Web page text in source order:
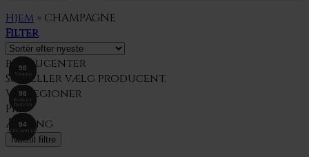
Hjem » CHAMPAGNE
Filter
producenter
Søg eller vælg producent.
Vinregioner
Pris
Årgang
Nulstil filtre
92
Decanter
95
James
Suckling
96+
Vinous
97
Robert
Parker
94
Vinous
97
Robert
Parker
96
Decanter
93
Robert
Parker
96
Decanter
95
Wine
Spectator
96
James
Suckling
94
Vinous
95
Robert
Parker
97
Wine
Spectator
93
Robert
Parker
96
James
Suckling
94
Robert
Parker
95
James
Suckling
95
Decanter
95
Wine
Spectator
95
James
Suckling
96
Decanter
95
Wine
Spectator
96
James
Suckling
92+
Robert
Parker
93
Decanter
94
James
Suckling
96
Vinous
97
Robert
Parker
98
James
Suckling
93
Vinous
94
Robert
Parker
93
Vinous
96
Wine
Spectator
98
James
Suckling
97
Vinous
97
Robert
Parker
96
Decanter
95
Vinous
94+
Robert
Parker
94
Decanter
96
Vinous
96
Robert
Parker
98
Vinous
98
Robert
Parker